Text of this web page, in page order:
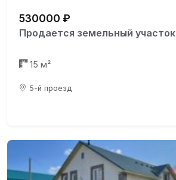
530000 ₽
Продается земельный участок
15 м²
5-й проезд